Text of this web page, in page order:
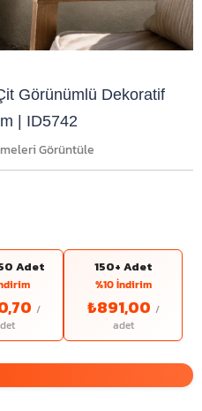
Görünümlü Dekoratif
| ID5742
Adet 150+ Adet
%10 İndirim
₺891,00